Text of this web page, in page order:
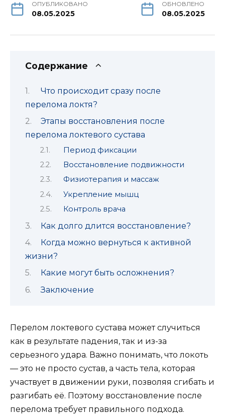
ОПУБЛИКОВАНО
08.05.2025
ОБНОВЛЕНО
08.05.2025
Содержание
Что происходит сразу после
перелома локтя?
Этапы восстановления после
перелома локтевого сустава
Период фиксации
Восстановление подвижности
Физиотерапия и массаж
Укрепление мышц
Контроль врача
Как долго длится восстановление?
Когда можно вернуться к активной
жизни?
Какие могут быть осложнения?
Заключение
Перелом локтевого сустава может случиться
как в результате падения, так и из-за
серьезного удара. Важно понимать, что локоть
— это не просто сустав, а часть тела, которая
участвует в движении руки, позволяя сгибать и
разгибать её. Поэтому восстановление после
перелома требует правильного подхода.